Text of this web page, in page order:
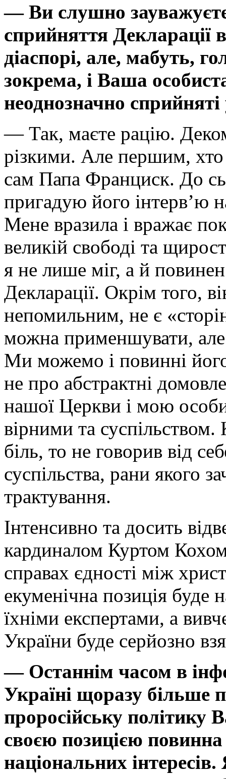
— Ви слушно
сприйняття Декларації
діаспорі, але, мабуть,
зокрема, і Ваша
неоднозначно
— Так, маєте рацію.
різкими. Але першим, хто
сам Папа Франциск. До
пригадую його інтерв’ю
Мене вразила і вражає
великій свободі та
я не лише міг, а й повинен
Декларації. Окрім того,
непомильним, не є
можна применшувати, але
Ми можемо і повинні
не про абстрактні
нашої Церкви і мою
вірними та
біль, то не говорив від
суспільства, рани якого
трактування.
Інтенсивно та досить
кардиналом Куртом
справах єдності між
екуменічна позиція буде
їхніми експертами, а
України буде серйозно
— Останнім часом в
Україні щоразу більше
проросійську
своєю позицією
національних